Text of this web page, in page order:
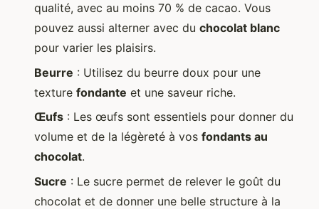
qualité, avec au moins 70 % de cacao. Vous
pouvez aussi alterner avec du chocolat blanc
pour varier les plaisirs.
Beurre : Utilisez du beurre doux pour une
texture fondante et une saveur riche.
Œufs : Les œufs sont essentiels pour donner du
volume et de la légèreté à vos fondants au
chocolat.
Sucre : Le sucre permet de relever le goût du
chocolat et de donner une belle structure à la